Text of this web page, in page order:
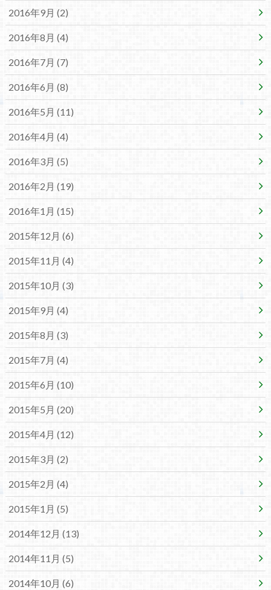
2016年9月 (2)
2016年8月 (4)
2016年7月 (7)
2016年6月 (8)
2016年5月 (11)
2016年4月 (4)
2016年3月 (5)
2016年2月 (19)
2016年1月 (15)
2015年12月 (6)
2015年11月 (4)
2015年10月 (3)
2015年9月 (4)
2015年8月 (3)
2015年7月 (4)
2015年6月 (10)
2015年5月 (20)
2015年4月 (12)
2015年3月 (2)
2015年2月 (4)
2015年1月 (5)
2014年12月 (13)
2014年11月 (5)
2014年10月 (6)